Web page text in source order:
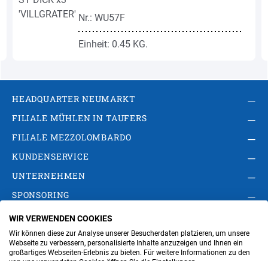
Nr.: WU57F
Einheit: 0.45 KG.
HEADQUARTER NEUMARKT
FILIALE MÜHLEN IN TAUFERS
FILIALE MEZZOLOMBARDO
KUNDENSERVICE
UNTERNEHMEN
SPONSORING
AGB Privacy Policy
Impressum
Cookie-Einstellungen ändern
Verwaltung
WIR VERWENDEN COOKIES
Wir können diese zur Analyse unserer Besucherdaten platzieren, um unsere
Webseite zu verbessern, personalisierte Inhalte anzuzeigen und Ihnen ein
großartiges Webseiten-Erlebnis zu bieten. Für weitere Informationen zu den